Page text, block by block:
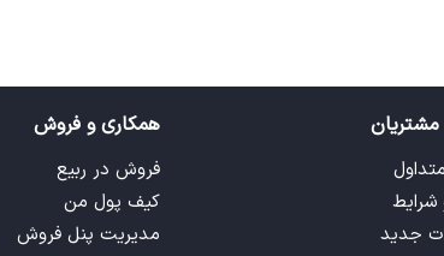
شرایط
جدید
همکاری و فروش
فروش در ربیع
کیف پول من
مدیریت پنل فروش